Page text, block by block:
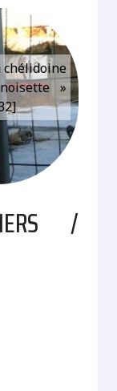
chélidoine
»
/